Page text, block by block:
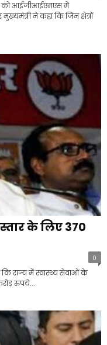
को आईजीआईएमएस में
ने कहा कि जिन क्षेत्रों
के लिए 370
0
कि राज्य में स्वास्थ्य सेवाओं के
रुपये...